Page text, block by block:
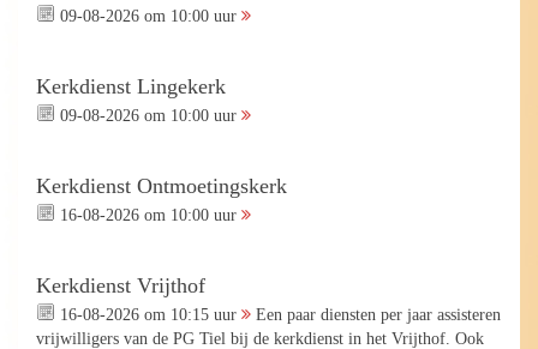
09-08-2026 om 10:00 uur
Kerkdienst Lingekerk
09-08-2026 om 10:00 uur
Kerkdienst Ontmoetingskerk
16-08-2026 om 10:00 uur
Kerkdienst Vrijthof
16-08-2026 om 10:15 uur
Een paar diensten per jaar assisteren
vrijwilligers van de PG Tiel bij de kerkdienst in het Vrijthof. Ook